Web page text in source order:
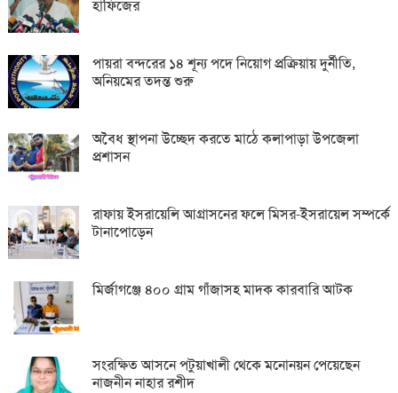
হাফিজের
পায়রা বন্দরের ১৪ শূন্য পদে নিয়োগ প্রক্রিয়ায় দুর্নীতি,
অনিয়মের তদন্ত শুরু
অবৈধ স্থাপনা উচ্ছেদ করতে মাঠে কলাপাড়া উপজেলা
প্রশাসন
রাফায় ইসরায়েলি আগ্রাসনের ফলে মিসর-ইসরায়েল সম্পর্কে
টানাপোড়েন
মির্জাগঞ্জে ৪০০ গ্রাম গাঁজাসহ মাদক কারবারি আটক
সংরক্ষিত আসনে পটুয়াখালী থেকে মনোনয়ন পেয়েছেন
নাজনীন নাহার রশীদ